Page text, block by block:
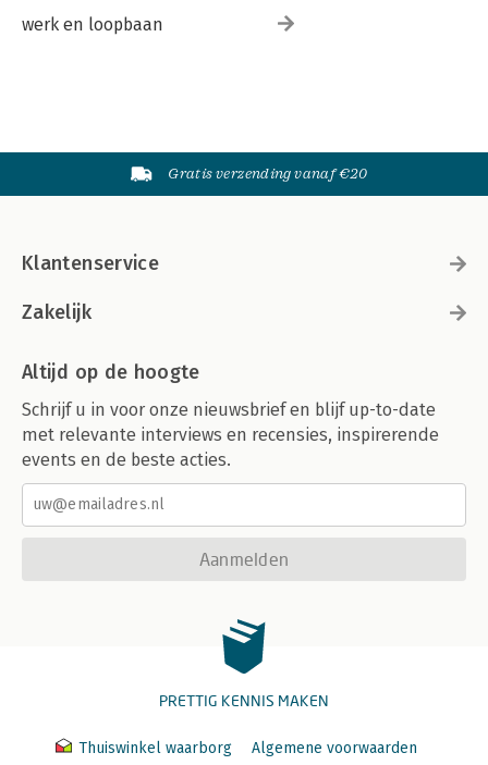
werk en loopbaan
Gratis verzending vanaf €20
Klantenservice
Zakelijk
Altijd op de hoogte
Schrijf u in voor onze nieuwsbrief en blijf up-to-date
met relevante interviews en recensies, inspirerende
events en de beste acties.
Aanmelden
PRETTIG KENNIS MAKEN
Thuiswinkel waarborg Algemene voorwaarden